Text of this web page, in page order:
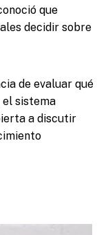
que
decidir sobre
de evaluar qué
el sistema
a discutir